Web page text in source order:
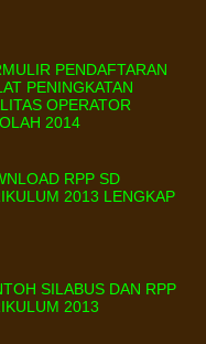
PENDAFTARAN
PENINGKATAN
OPERATOR
2014
RPP SD
2013 LENGKAP
SILABUS DAN RPP
2013